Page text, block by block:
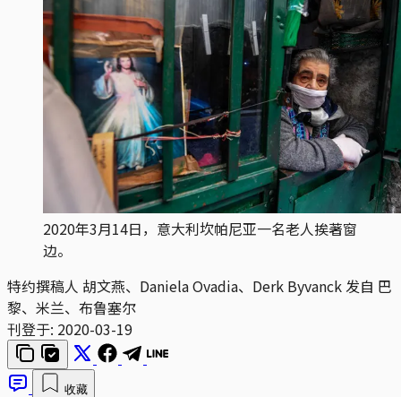
2020年3月14日，意大利坎帕尼亚一名老人挨著窗
边。
特约撰稿人 胡文燕、Daniela Ovadia、Derk Byvanck 发自 巴
黎、米兰、布鲁塞尔
刊登于: 2020-03-19
收藏